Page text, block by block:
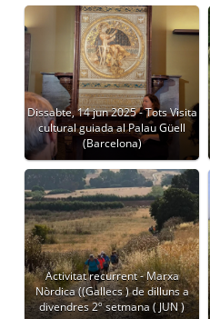
Dissabte, 14 jun 2025 - Tots Visita
cultural guiada al Palau Güell
(Barcelona)
Activitat recurrent - Marxa
Nòrdica ((Gallecs ) de dilluns a
divendres 2º setmana ( JUN )